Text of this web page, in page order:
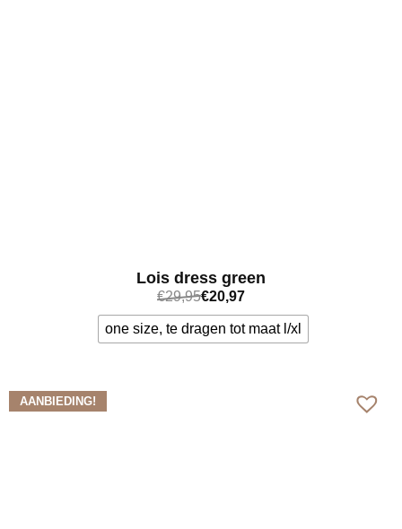
Lois dress green
€29,95€20,97
one size, te dragen tot maat l/xl
AANBIEDING!